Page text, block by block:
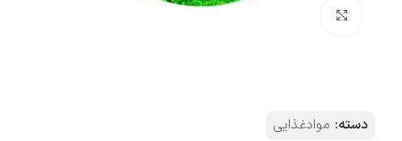
دسته: موادغذایی